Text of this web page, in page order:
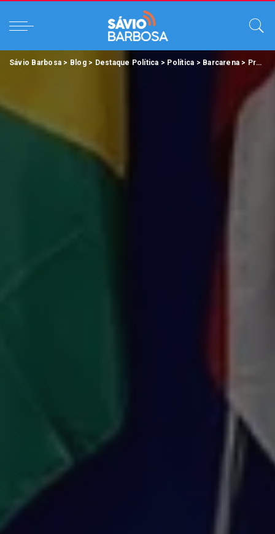
Sávio Barbosa > Blog> Destaque Política > Política > Barcarena > Prefeito Renato Ogawa assina convênio para garantir cursos de qualificação profissional em Barcarena.